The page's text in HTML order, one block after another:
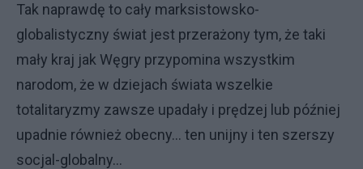
Tak naprawdę to cały marksistowsko-
globalistyczny świat jest przerażony tym, że taki
mały kraj jak Węgry przypomina wszystkim
narodom, że w dziejach świata wszelkie
totalitaryzmy zawsze upadały i prędzej lub później
upadnie również obecny... ten unijny i ten szerszy
socjal-globalny...